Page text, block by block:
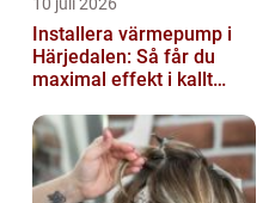
Installera värmepump i
Härjedalen: Så får du
maximal effekt i kallt